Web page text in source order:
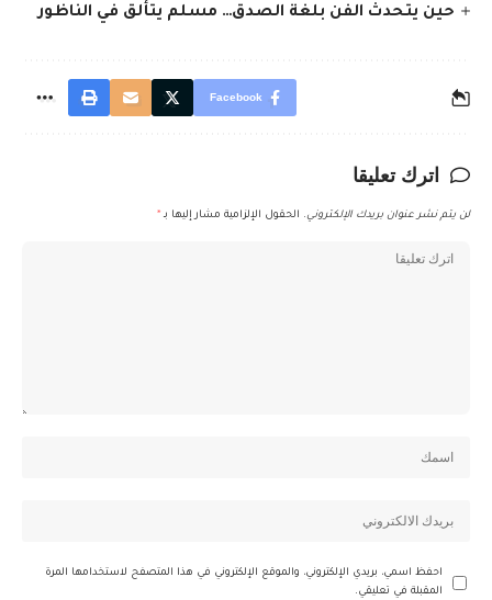
حين يتحدث الفن بلغة الصدق… مسلم يتألق في الناظور
Facebook
اترك تعليقا
لن يتم نشر عنوان بريدك الإلكتروني. الحقول الإلزامية مشار إليها بـ *
احفظ اسمي، بريدي الإلكتروني، والموقع الإلكتروني في هذا المتصفح لاستخدامها المرة
المقبلة في تعليقي.